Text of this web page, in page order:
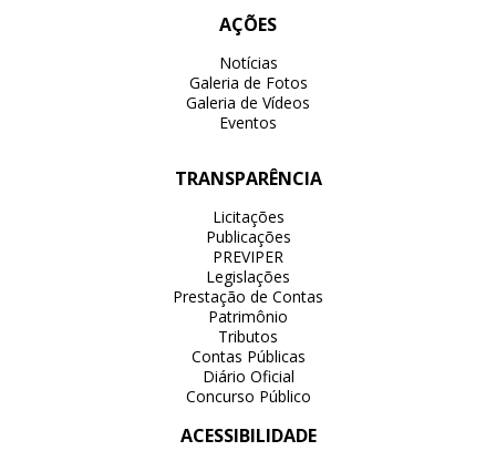
AÇÕES
Notícias
Galeria de Fotos
Galeria de Vídeos
Eventos
TRANSPARÊNCIA
Licitações
Publicações
PREVIPER
Legislações
Prestação de Contas
Patrimônio
Tributos
Contas Públicas
Diário Oficial
Concurso Público
ACESSIBILIDADE